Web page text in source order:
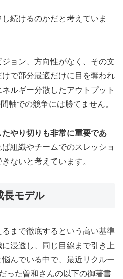
続けるのかだと考えていま
ョン、方向性がなく、その文
で部分最適だけに目を奪われ
ルギー分散したアウトプット
軸での競争には勝てません。
やり切りも非常に重要であ
組織やチームでのスレッショ
ないと考えています。
長モデル
まで徹底するという高い基準
浸透し、同じ目線まで引き上
んでいる中で、最近リクルー
った曽和さんの以下の御著書